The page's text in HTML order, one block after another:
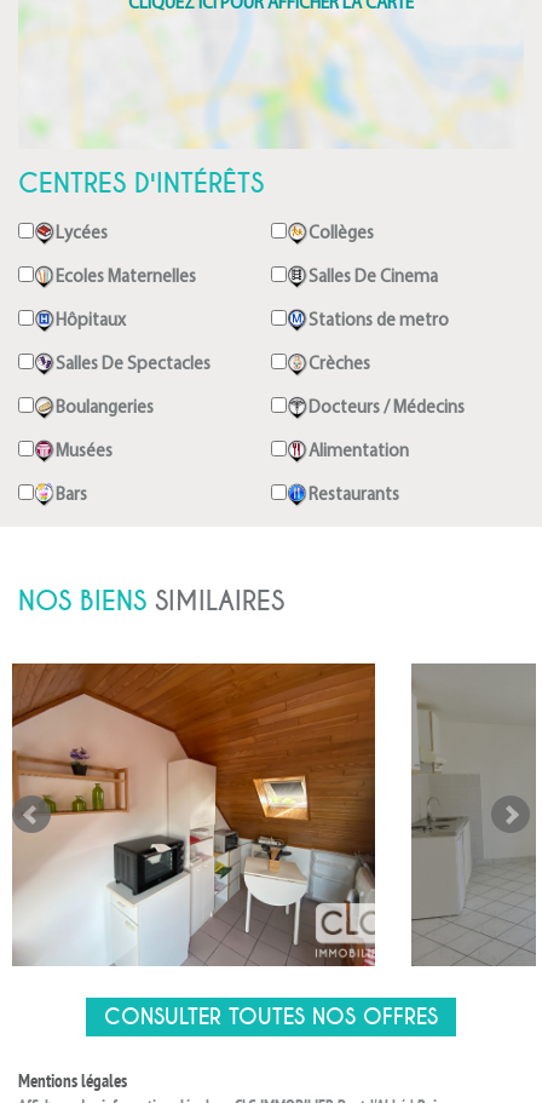
CENTRES D'INTÉRÊTS
Lycées Collèges
Ecoles Maternelles Salles De Cinema
Hôpitaux Stations de metro
Salles De Spectacles Crèches
Boulangeries Docteurs / Médecins
Musées Alimentation
Bars Restaurants
NOS BIENS SIMILAIRES
CONSULTER TOUTES NOS OFFRES
Mentions légales